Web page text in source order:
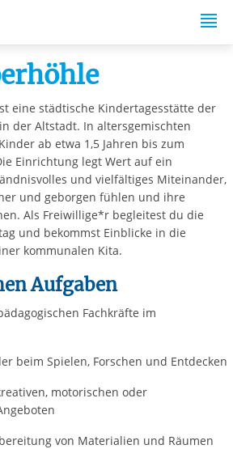
eine städtische Kindertagesstätte der
der Altstadt. In altersgemischten
ab etwa 1,5 Jahren bis zum
Einrichtung legt Wert auf ein
und vielfältiges Miteinander,
und geborgen fühlen und ihre
Als Freiwillige*r begleitest du die
und bekommst Einblicke in die
kommunalen Kita.
Aufgaben
Fachkräfte im
beim Spielen, Forschen und Entdecken
motorischen oder
von Materialien und Räumen